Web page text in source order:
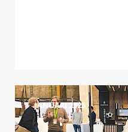
JANUARI 2025